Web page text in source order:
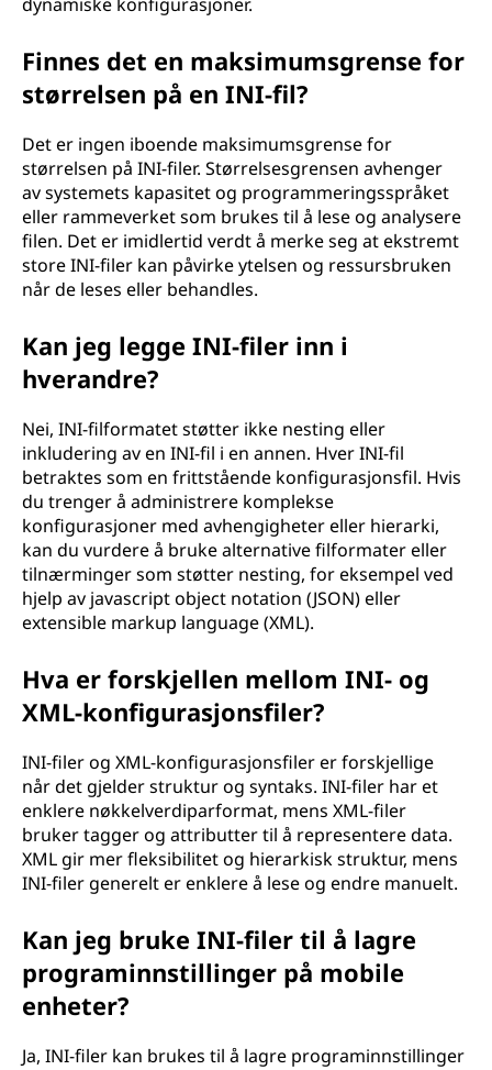
Finnes det en maksimumsgrense for
størrelsen på en INI-fil?
Det er ingen iboende maksimumsgrense for
størrelsen på INI-filer. Størrelsesgrensen avhenger
av systemets kapasitet og programmeringsspråket
eller rammeverket som brukes til å lese og analysere
filen. Det er imidlertid verdt å merke seg at ekstremt
store INI-filer kan påvirke ytelsen og ressursbruken
når de leses eller behandles.
Kan jeg legge INI-filer inn i
hverandre?
Nei, INI-filformatet støtter ikke nesting eller
inkludering av en INI-fil i en annen. Hver INI-fil
betraktes som en frittstående konfigurasjonsfil. Hvis
du trenger å administrere komplekse
konfigurasjoner med avhengigheter eller hierarki,
kan du vurdere å bruke alternative filformater eller
tilnærminger som støtter nesting, for eksempel ved
hjelp av javascript object notation (JSON) eller
extensible markup language (XML).
Hva er forskjellen mellom INI- og
XML-konfigurasjonsfiler?
INI-filer og XML-konfigurasjonsfiler er forskjellige
når det gjelder struktur og syntaks. INI-filer har et
enklere nøkkelverdiparformat, mens XML-filer
bruker tagger og attributter til å representere data.
XML gir mer fleksibilitet og hierarkisk struktur, mens
INI-filer generelt er enklere å lese og endre manuelt.
Kan jeg bruke INI-filer til å lagre
programinnstillinger på mobile
enheter?
Ja, INI-filer kan brukes til å lagre programinnstillinger